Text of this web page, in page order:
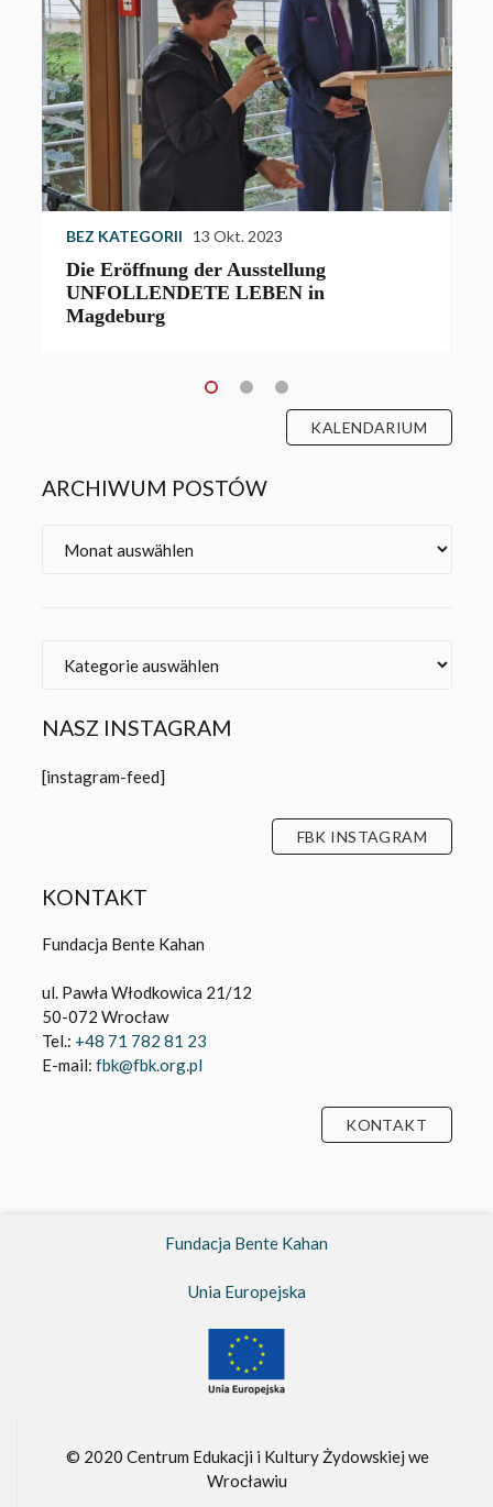
BEZ KATEGORII 13 Okt. 2023
Die Eröffnung der Ausstellung
UNFOLLENDETE LEBEN in
Magdeburg
KALENDARIUM
ARCHIWUM POSTÓW
NASZ INSTAGRAM
[instagram-feed]
FBK INSTAGRAM
KONTAKT
Fundacja Bente Kahan
ul. Pawła Włodkowica 21/12
50-072 Wrocław
Tel.: +48 71 782 81 23
E-mail: fbk@fbk.org.pl
KONTAKT
Fundacja Bente Kahan
Unia Europejska
© 2020 Centrum Edukacji i Kultury Żydowskiej we
Wrocławiu